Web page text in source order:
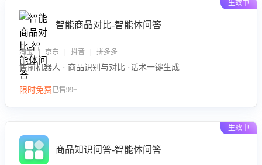
生效中
智能商品对比-智能体问答
淘宝 | 京东 | 抖音 | 拼多多
售前机器人 · 商品识别与对比 ·话术一键生成
限时免费已售99+
生效中
商品知识问答-智能体问答